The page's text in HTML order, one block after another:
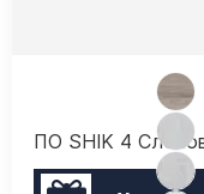
ПО SHIK 4